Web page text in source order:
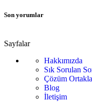
Son yorumlar
Sayfalar
Hakkımızda
Sık Sorulan
Çözüm
Blog
İletişim